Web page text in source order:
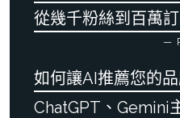
從幾千粉絲到百萬
如何讓AI推薦您的
ChatGPT、Gemini